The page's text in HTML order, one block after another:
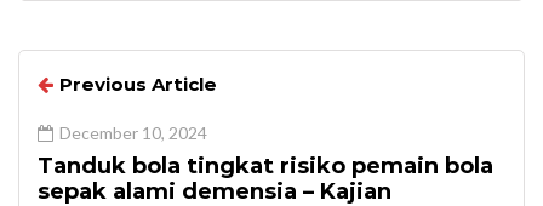
Previous Article
December 10, 2024
Tanduk bola tingkat risiko pemain bola
sepak alami demensia – Kajian